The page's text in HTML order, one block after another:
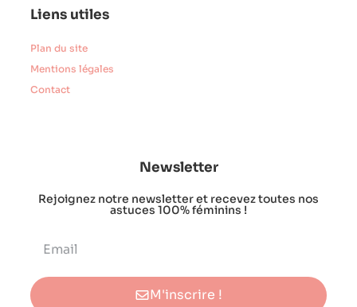
Liens utiles
Plan du site
Mentions légales
Contact
Newsletter
Rejoignez notre newsletter et recevez toutes nos
astuces 100% féminins !
M'inscrire !